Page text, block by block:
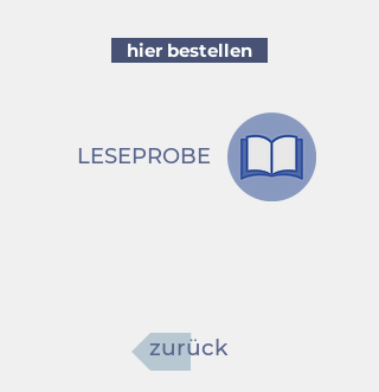
hier bestellen
LESEPROBE
zurück